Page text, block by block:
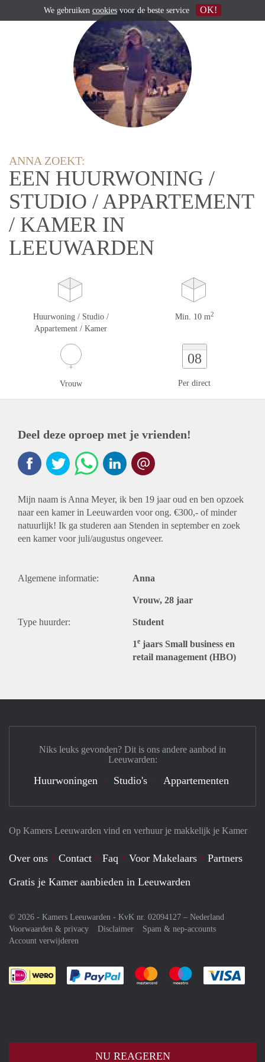
ANNA ZOEKT:
EEN HUURWONING /
STUDIO / APPARTEMENT
/ KAMER IN
LEEUWARDEN
Huurwoning / Studio /
Appartement / Kamer
Min. 10 m2
Vrouw
08
Per direct
Deel deze oproep met je vrienden!
Mijn naam is Anna Meyer, ik ben 19 jaar oud en ben opzoek
naar een kamer in Leeuwarden voor ong. €300,- of minder
natuurlijk! Ik ga studeren aan Stenden in september en zoek
een kamer voor juli/augustus ongeveer.
Algemene informatie: Anna
Vrouw, 28 jaar
Type huurder: Student
1e jaars Small business en
retail management (HBO)
NU REAGEREN
Op Kamers Leeuwarden vind en verhuur je makkelijk je Kamer
Over ons Contact Faq Voor Makelaars
Partners
Gratis je Kamer aanbieden in Leeuwarden
© 2026 - Kamers Leeuwarden - KvK nr. 02094127 – Nederland
Voorwaarden & privacy
Disclaimer
Spam & nep-accounts
Account verwijderen
Je rekent gemakkelijk af met Paypal
Je rekent gemakkelijk af met
Je rekent
Niks leuks gevonden? Dit is ons andere aanbod in
Leeuwarden:
Huurwoningen Studio's Appartementen
We gebruiken cookies voor de beste service OK!